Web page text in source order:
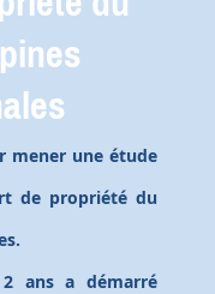
mener une étude
de propriété du
ans a démarré